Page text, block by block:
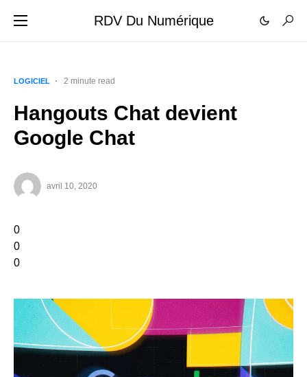
RDV Du Numérique
LOGICIEL 2 minute read
Hangouts Chat devient
Google Chat
avril 10, 2020
0
0
0